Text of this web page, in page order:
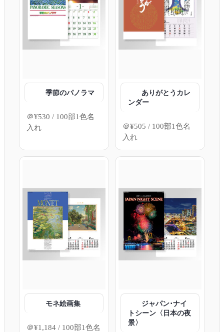
季節のパノラマ
＠¥530 / 100部1色名
入れ
ありがとうカレ
ンダー
＠¥505 / 100部1色名
入れ
モネ絵画集
＠¥1,184/ 100部1色名
ジャパン･ナイ
トシーン〈日本の夜
景〉